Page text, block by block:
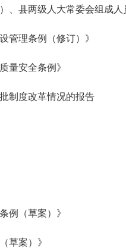
、县两级人大常委会组成
管理条例（修订）》
量安全条例》
制度改革情况的报告
例（草案）》
草案）》